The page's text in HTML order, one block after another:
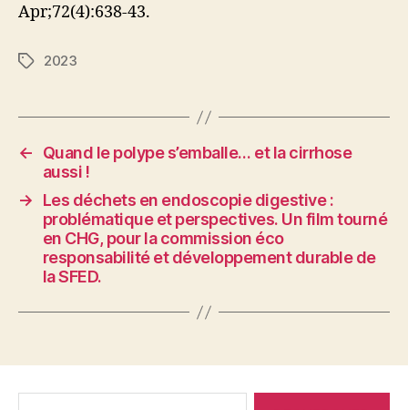
Apr;72(4):638-43.
Étiquettes
2023
←
Quand le polype s’emballe… et la cirrhose
aussi !
→
Les déchets en endoscopie digestive :
problématique et perspectives. Un film tourné
en CHG, pour la commission éco
responsabilité et développement durable de
la SFED.